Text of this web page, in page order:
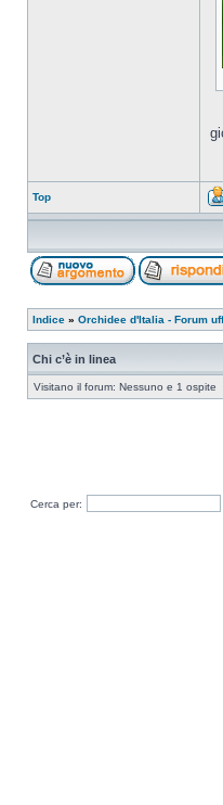
Top
Indice » Orchidee d'Italia - Forum
Chi c’è in linea
Visitano il forum: Nessuno e 1 ospite
Cerca per: